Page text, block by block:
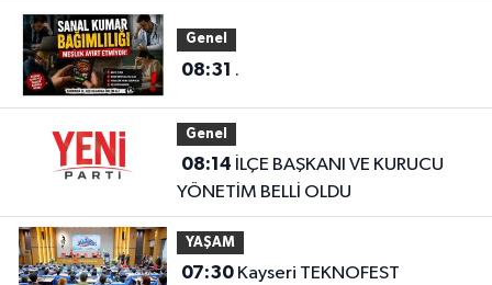
Genel
08:31 .
Genel
08:14
YÖNETİM BELLİ OLDU
YAŞAM
07:30Kayseri TEKNOFEST